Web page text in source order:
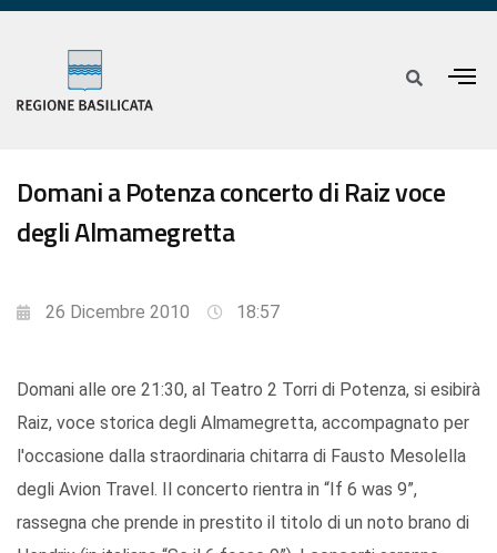
Domani a Potenza concerto di Raiz voce
degli Almamegretta
26 Dicembre 2010 18:57
Domani alle ore 21:30, al Teatro 2 Torri di Potenza, si esibirà
Raiz, voce storica degli Almamegretta, accompagnato per
l'occasione dalla straordinaria chitarra di Fausto Mesolella
degli Avion Travel. Il concerto rientra in “If 6 was 9”,
rassegna che prende in prestito il titolo di un noto brano di